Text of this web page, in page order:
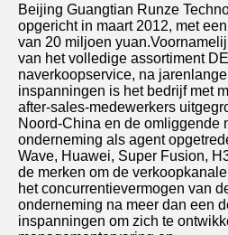
Beijing Guangtian Runze
opgericht in maart 2012, met
van 20 miljoen
van het volledige assortiment
naverkoopservice, na
inspanningen is het bedrijf met
after-sales-medewerkers
Noord-China en de omliggende
onderneming als agent
Wave, Huawei, Super Fusion,
de merken om de
het concurrentievermogen van
onderneming na meer dan een
inspanningen om zich te